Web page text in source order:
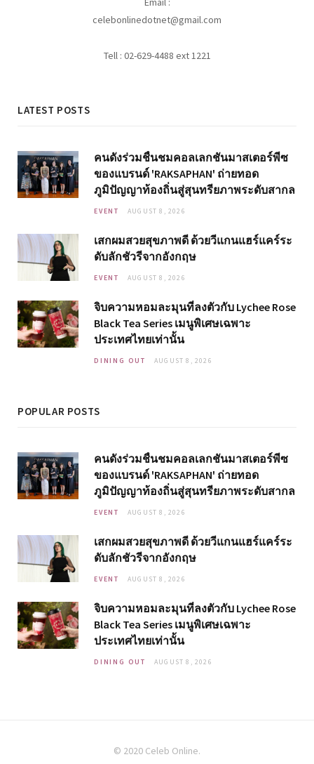
celebonlinedotnet@gmail.com
Tell : 02-629-4488 ext 1221
LATEST POSTS
คนดังร่วมชื่นชมคอลเลกชันมาสเตอร์พีซ
ของแบรนด์ 'RAKSAPHAN' ถ่ายทอด
ภูมิปัญญาท้องถิ่นสู่สุนทรียภาพระดับสากล
EVENT AUGUST 8, 2026
เสกผมสวยสุขภาพดี ด้วยวีแกนแฮร์แคร์ระ
ดับลักชัวรีจากอังกฤษ
EVENT AUGUST 8, 2026
จิบความหอมละมุนที่ลงตัวกับ Lychee Rose
Black Tea Series เมนูพิเศษเฉพาะ
ประเทศไทยเท่านั้น
DINING OUT AUGUST 8, 2026
POPULAR POSTS
คนดังร่วมชื่นชมคอลเลกชันมาสเตอร์พีซ
ของแบรนด์ 'RAKSAPHAN' ถ่ายทอด
ภูมิปัญญาท้องถิ่นสู่สุนทรียภาพระดับสากล
EVENT AUGUST 8, 2026
เสกผมสวยสุขภาพดี ด้วยวีแกนแฮร์แคร์ระ
ดับลักชัวรีจากอังกฤษ
EVENT AUGUST 8, 2026
จิบความหอมละมุนที่ลงตัวกับ Lychee Rose
Black Tea Series เมนูพิเศษเฉพาะ
ประเทศไทยเท่านั้น
DINING OUT AUGUST 8, 2026
© 2020 Celeb Online.